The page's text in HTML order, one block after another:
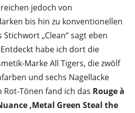
jedoch von
bis hin zu konventionellen
„Clean“ sagt eben
habe ich dort die
Marke All Tigers, die zwölf
und sechs Nagellacke
Tönen fand ich das Rouge à
‚Metal Green Steal the